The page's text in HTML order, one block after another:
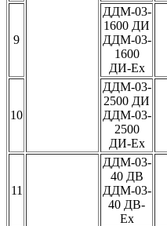
9
ДДМ-03-
1600 ДИ
ДДМ-03-
1600
ДИ-Ех
10
ДДМ-03-
2500 ДИ
ДДМ-03-
2500
ДИ-Ех
11
ДДМ-03-
40 ДВ
ДДМ-03-
40 ДВ-
Ех